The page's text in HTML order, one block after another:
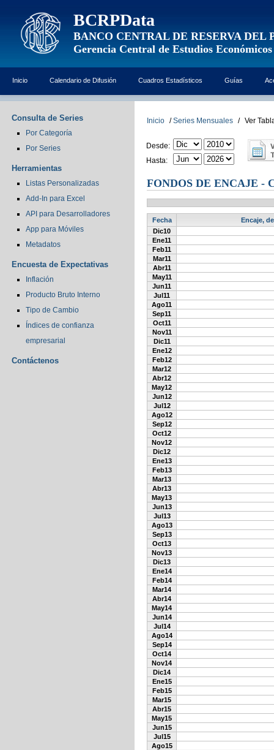
BCRPData
BANCO CENTRAL DE RESERVA DEL
Gerencia Central de Estudios Económicos
Inicio Calendario de Difusión Cuadros Estadísticos Guías
Consulta de Series
Por Categoría
Por Series
Herramientas
Listas Personalizadas
Add-In para Excel
API para Desarrolladores
App para Móviles
Metadatos
Encuesta de Expectativas
Inflación
Producto Bruto Interno
Tipo de Cambio
Índices de confianza
empresarial
Contáctenos
Inicio / Series Mensuales / Ver
Desde:
Hasta:
FONDOS DE ENCAJE -
Fecha
Encaje,
Dic10
Ene11
Feb11
Mar11
Abr11
May11
Jun11
Jul11
Ago11
Sep11
Oct11
Nov11
Dic11
Ene12
Feb12
Mar12
Abr12
May12
Jun12
Jul12
Ago12
Sep12
Oct12
Nov12
Dic12
Ene13
Feb13
Mar13
Abr13
May13
Jun13
Jul13
Ago13
Sep13
Oct13
Nov13
Dic13
Ene14
Feb14
Mar14
Abr14
May14
Jun14
Jul14
Ago14
Sep14
Oct14
Nov14
Dic14
Ene15
Feb15
Mar15
Abr15
May15
Jun15
Jul15
Ago15